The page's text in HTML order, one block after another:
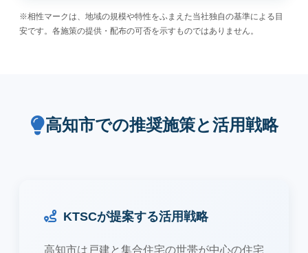
※相性マークは、地域の規模や特性をふまえた当社独自の基準による目
安です。各施策の提供・配布の可否を示すものではありません。
高知市での推奨施策と活用戦略
KTSCが提案する活用戦略
高知市は戸建と集合住宅の世帯が中心の住宅